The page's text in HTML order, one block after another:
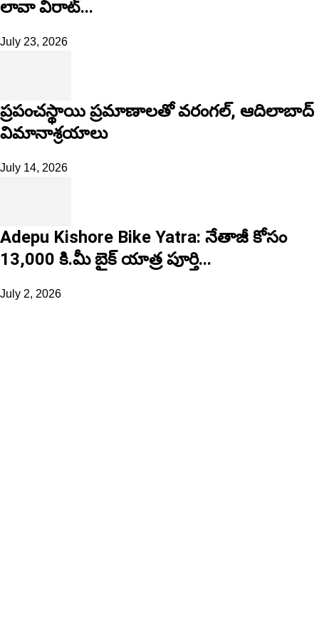
లావా విరాట్...
July 23, 2026
ప్రపంచస్థాయి ప్రమాణాలతో వరంగల్, ఆదిలాబాద్
విమానాశ్రయాలు
July 14, 2026
Adepu Kishore Bike Yatra: నేతాజీ కోసం
13,000 కి.మీ బైక్ యాత్ర పూర్తి...
July 2, 2026